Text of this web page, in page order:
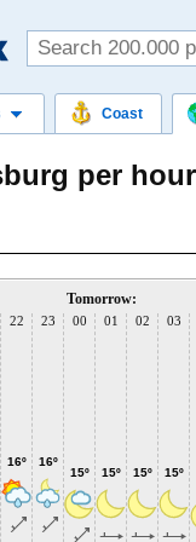
Coast
per hour
22
16º
23
16º
Tomorrow:
00
15º
01
15º
02
15º
03
15º